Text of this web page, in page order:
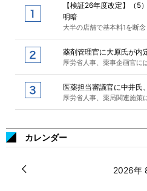
【検証26年度改定】（5
明暗
大半の店舗で基本料1を断
薬剤管理官に大原氏が内
厚労省人事、薬事企画官に
医薬担当審議官に中井氏
厚労省人事、薬局関連施策
カレンダー
2026年